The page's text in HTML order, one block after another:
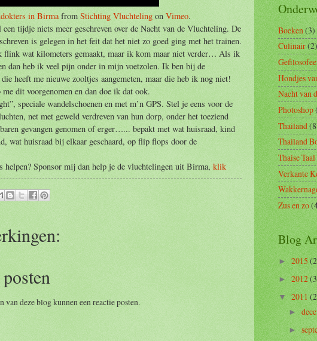
in Birma from Stichting Vluchteling on Vimeo.
tijdje niets meer geschreven over de Nacht van de Vluchteling. De
is gelegen in het feit dat het niet zo goed ging met het trainen.
flink wat kilometers gemaakt, maar ik kom maar niet verder… Als ik
dan heb ik veel pijn onder in mijn voetzolen. Ik ben bij de
heeft me nieuwe zooltjes aangemeten, maar die heb ik nog niet!
dit voorgenomen en dan doe ik dat ook.
speciale wandelschoenen en met m’n GPS. Stel je eens voor de
net met geweld verdreven van hun dorp, onder het toeziend
gevangen genomen of erger…... bepakt met wat huisraad, kind
wat huisraad bij elkaar geschaard, op flip flops door de
Sponsor mij dan help je de vluchtelingen uit Birma, klik
deze blog kunnen een reactie posten.
Boeken(3)
Culinair(2)
Hondjes
Nacht van
Photoshop
Thailand
Thailand
Thaise Taal
Verkante
Zus en zo
Blog
►2015
►2012
▼2011
►
►